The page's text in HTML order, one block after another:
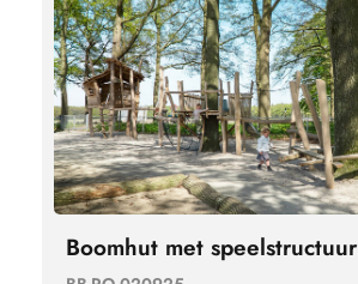
Boomhut met speelstructuur